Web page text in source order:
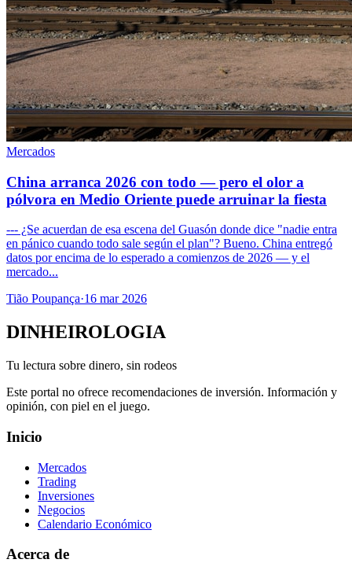
Mercados
China arranca 2026 con todo — pero el olor a
pólvora en Medio Oriente puede arruinar la fiesta
--- ¿Se acuerdan de esa escena del Guasón donde dice "nadie entra
en pánico cuando todo sale según el plan"? Bueno. China entregó
datos por encima de lo esperado a comienzos de 2026 — y el
mercado...
Tião Poupança·16 mar 2026
DINHEIROLOGIA
Tu lectura sobre dinero, sin rodeos
Este portal no ofrece recomendaciones de inversión. Información y
opinión, con piel en el juego.
Inicio
Mercados
Trading
Inversiones
Negocios
Calendario Económico
Acerca de